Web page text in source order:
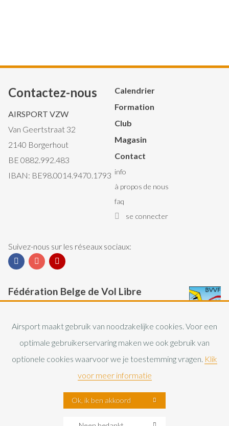
Contactez-nous
AIRSPORT VZW
Van Geertstraat 32
2140 Borgerhout
BE 0882.992.483
IBAN: BE98.0014.9470.1793
Hoofdnavigatie
Calendrier
Formation
Club
Magasin
Contact
Secondary
Navigation
info
à propos de nous
faq
se connecter
Suivez-nous sur les réseaux sociaux:
FacebookInstagramYouTube
Fédération Belge de Vol Libre
les pratiquants du deltaplane et du parapente en
Belgique.
FBVL website
Airsport maakt gebruik van noodzakelijke cookies. Voor een
optimale gebruikerservaring maken we ook gebruik van
optionele cookies waarvoor we je toestemming vragen. Klik
voor meer informatie
Ok, ik ben akkoord